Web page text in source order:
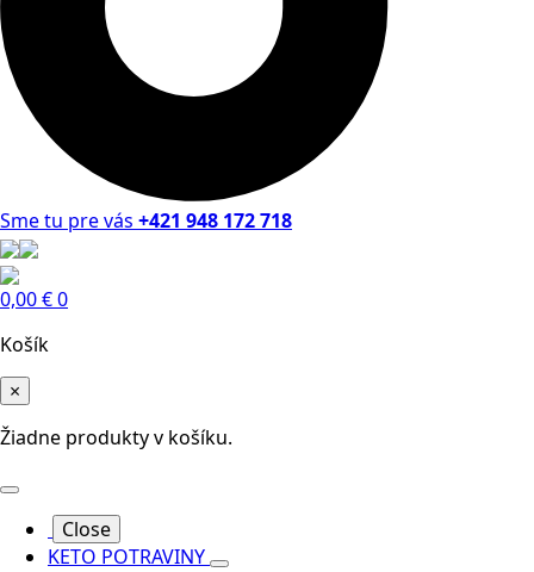
Sme tu pre vás +421 948 172 718
0,00€0
Košík
×
Žiadne produkty v košíku.
Close
KETO POTRAVINY